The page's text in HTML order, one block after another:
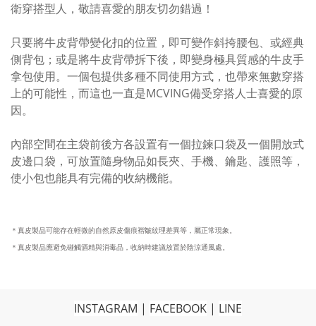
衛穿搭型人，敬請喜愛的朋友切勿錯過！
只要將牛皮背帶變化扣的位置，即可變作斜挎腰包、或經典
側背包；或是將牛皮背帶拆下後，即變身極具質感的牛皮手
拿包使用。一個包提供多種不同使用方式，也帶來無數穿搭
上的可能性，而這也一直是MCVING備受穿搭人士喜愛的原
因。
內部空間在主袋前後方各設置有一個拉鍊口袋及一個開放式
皮邊口袋，可放置隨身物品如長夾、手機、鑰匙、護照等，
使小包也能具有完備的收納機能。
＊真皮製品可能存在輕微的自然原皮傷痕褶皺紋理差異等， 屬正常現象。
＊真皮製品應避免碰觸酒精與消毒品， 收納時建議放置於陰涼通風處。
INSTAGRAM | FACEBOOK | LINE